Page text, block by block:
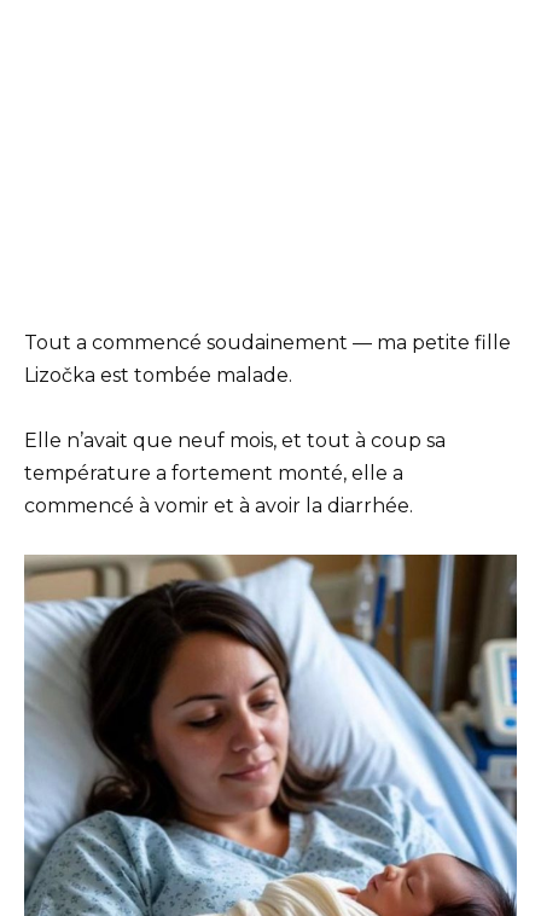
Tout a commencé soudainement — ma petite fille
Lizočka est tombée malade.
Elle n’avait que neuf mois, et tout à coup sa
température a fortement monté, elle a
commencé à vomir et à avoir la diarrhée.